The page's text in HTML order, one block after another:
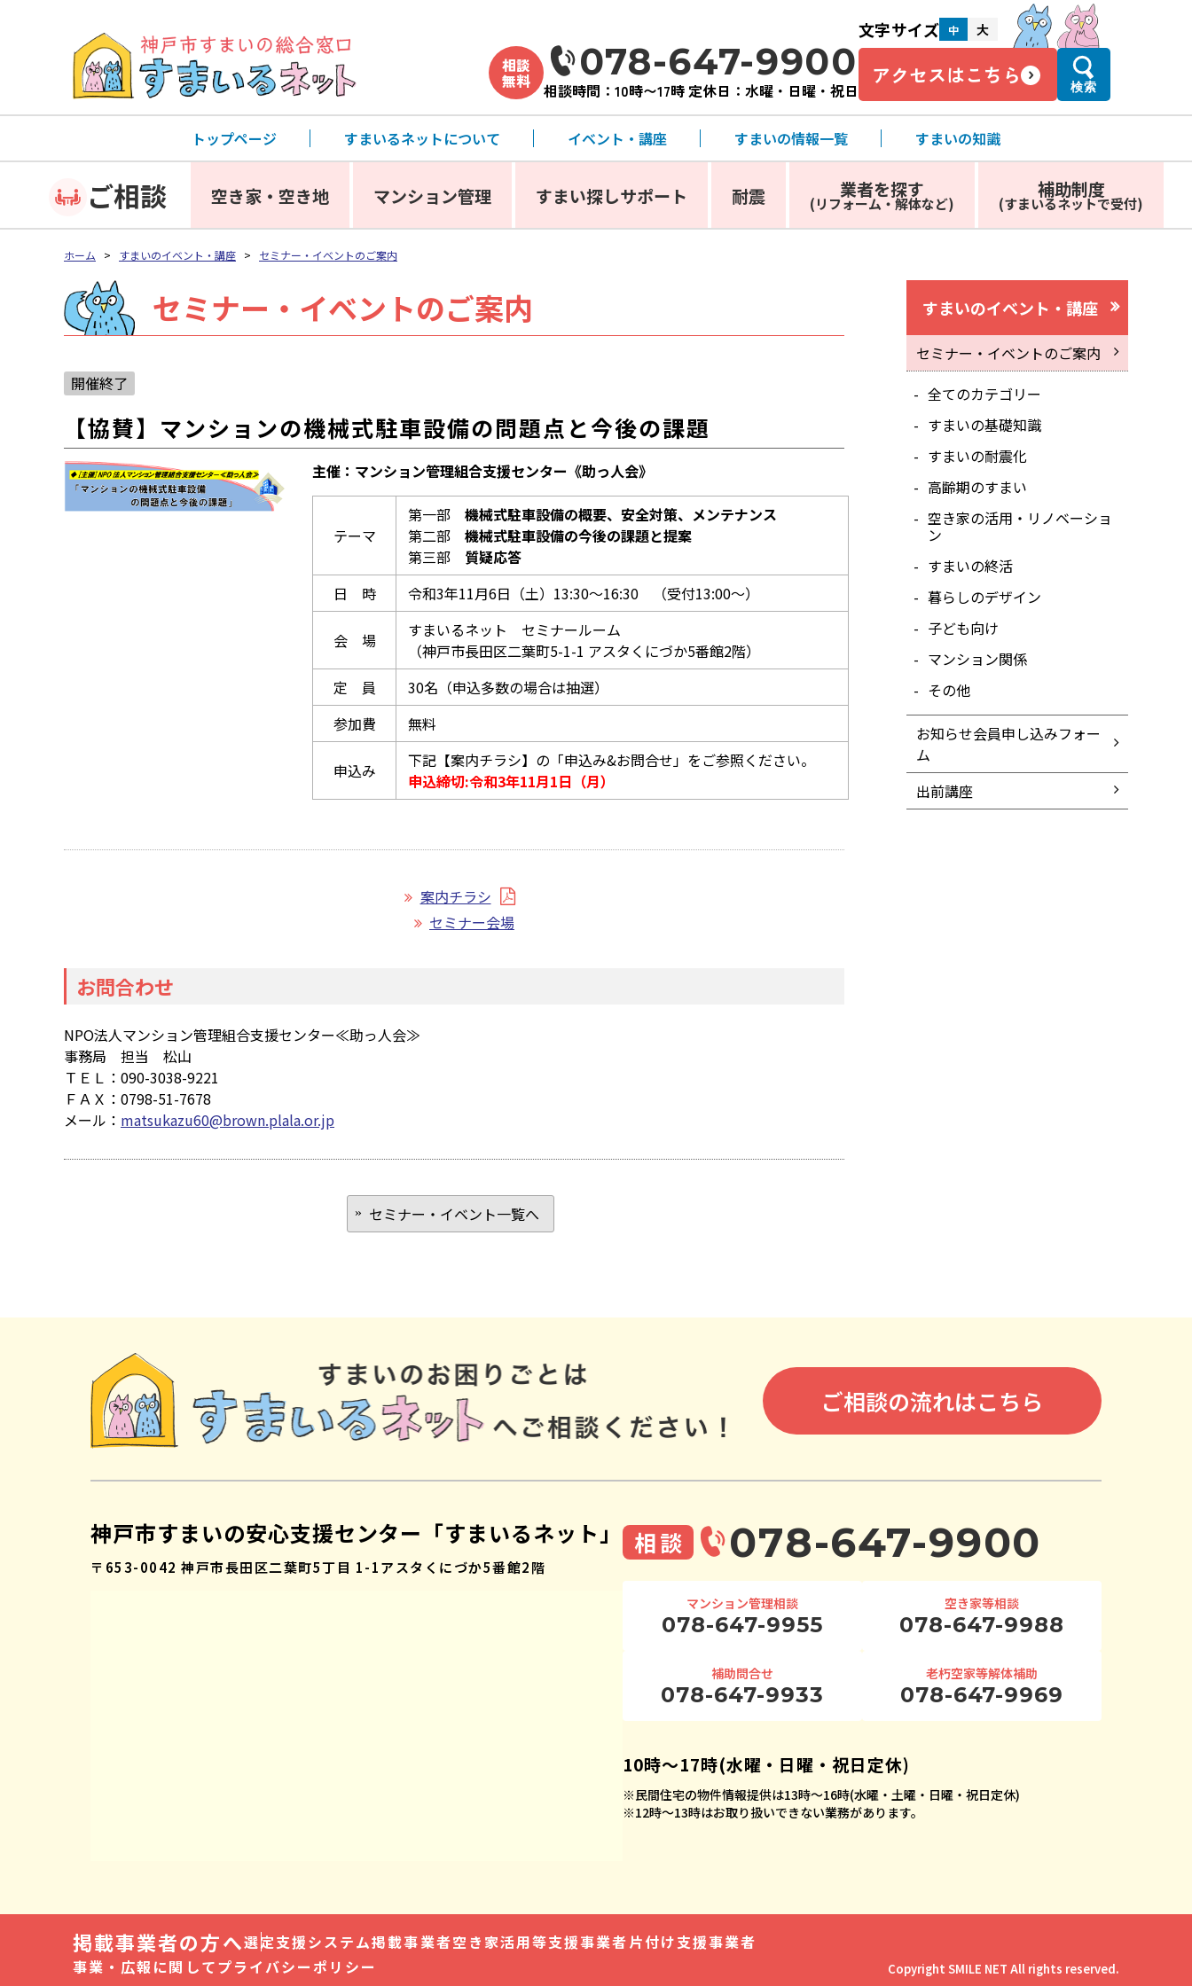
相談
無料 078-647-9900
相談時間：10時〜17時 定休日：水曜・日曜・祝日
文字サイズ 中 大
アクセスはこちら 検索
トップページ すまいるネットについて イベント・講座 すまいの情報一覧 すまいの知識
ご相談 空き家・空き地 マンション管理 すまい探しサポート 耐震 業者を探す
(リフォーム・解体など)
補助制度
(すまいるネットで受付)
ホーム > すまいのイベント・講座 > セミナー・イベントのご案内
セミナー・イベントのご案内
開催終了
【協賛】マンションの機械式駐車設備の問題点と今後の課題
主催：マンション管理組合支援センター《助っ人会》
テーマ
第一部 機械式駐車設備の概要、安全対策、メンテナンス
第二部 機械式駐車設備の今後の課題と提案
第三部 質疑応答
日 時
令和3年11月6日（土）13:30～16:30 （受付13:00～）
会 場
すまいるネット セミナールーム
（神戸市長田区二葉町5-1-1 アスタくにづか5番館2階）
定 員
30名（申込多数の場合は抽選）
参加費
無料
申込み
下記【案内チラシ】の「申込み&お問合せ」をご参照ください。
申込締切:令和3年11月1日（月）
案内チラシ
セミナー会場
お問合わせ
NPO法人マンション管理組合支援センター≪助っ人会≫
事務局 担当 松山
ＴＥＬ：090-3038-9221
ＦＡＸ：0798-51-7678
メール： matsukazu60@brown.plala.or.jp
セミナー・イベント一覧へ
すまいのイベント・講座
セミナー・イベントのご案内
全てのカテゴリー
すまいの基礎知識
すまいの耐震化
高齢期のすまい
空き家の活用・リノベーショ
ン
すまいの終活
暮らしのデザイン
子ども向け
マンション関係
その他
お知らせ会員申し込みフォー
ム
出前講座
ご相談の流れはこちら
神戸市すまいの安心支援センター「すまいるネット」
〒653-0042 神戸市長田区二葉町5丁目 1-1アスタくにづか5番館2階
相談 078-647-9900
マンション管理相談
078-647-9955
空き家等相談
078-647-9988
補助問合せ
078-647-9933
老朽空家等解体補助
078-647-9969
10時〜17時(水曜・日曜・祝日定休)
※ 民間住宅の物件情報提供は13時〜16時(水曜・土曜・日曜・祝日定休)
※12時〜13時はお取り扱いできない業務があります。
掲載事業者の方へ選定支援システム掲載事業者空き家活用等支援事業者片付け支援事業者
事業・広報に関してプライバシーポリシー Copyright SMILE NET All rights reserved.